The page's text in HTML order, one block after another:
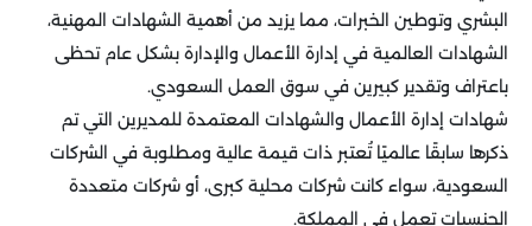
البشري وتوطين الخبرات، مما يزيد من أهمية الشهادات المهنية،
الشهادات العالمية في إدارة الأعمال والإدارة بشكل عام تحظى
باعتراف وتقدير كبيرين في سوق العمل السعودي.
شهادات إدارة الأعمال والشهادات المعتمدة للمديرين التي تم
ذكرها سابقًا عالميًا تُعتبر ذات قيمة عالية ومطلوبة في الشركات
السعودية، سواء كانت شركات محلية كبرى، أو شركات متعددة
الجنسيات تعمل في المملكة.